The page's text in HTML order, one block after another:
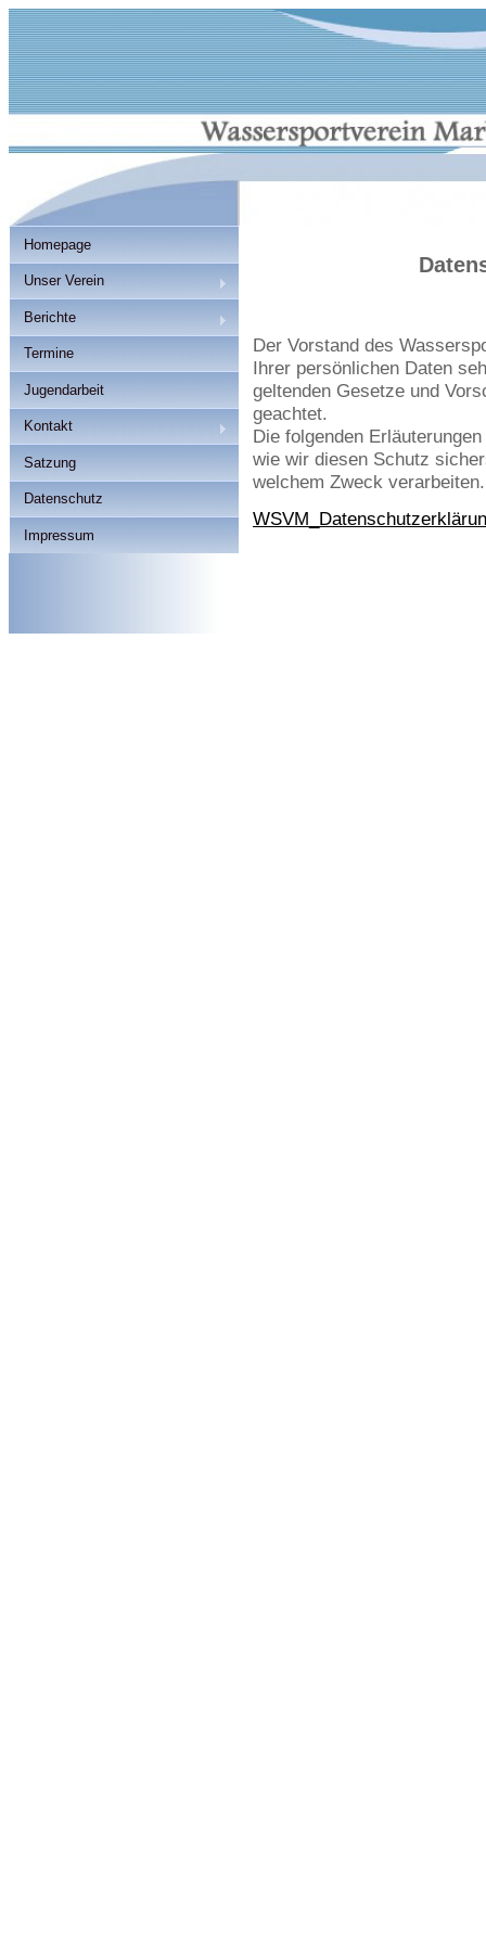
Homepage
Unser Verein
Berichte
Termine
Jugendarbeit
Kontakt
Satzung
Datenschutz
Impressum
Der Vorstand des
Ihrer persönlichen Daten
geltenden Gesetze und
geachtet.
Die folgenden
wie wir diesen Schutz
welchem Zweck verarbeiten.